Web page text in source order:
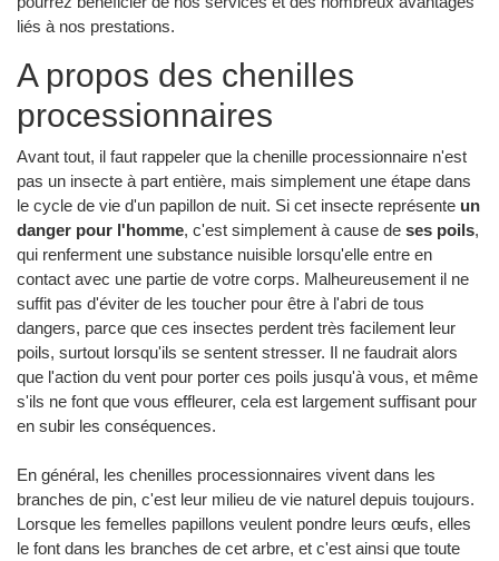
liés à nos prestations.
A propos des chenilles
processionnaires
Avant tout, il faut rappeler que la chenille processionnaire n'est
pas un insecte à part entière, mais simplement une étape dans
le cycle de vie d'un papillon de nuit. Si cet insecte représente un
danger pour l'homme, c'est simplement à cause de ses poils,
qui renferment une substance nuisible lorsqu'elle entre en
contact avec une partie de votre corps. Malheureusement il ne
suffit pas d'éviter de les toucher pour être à l'abri de tous
dangers, parce que ces insectes perdent très facilement leur
poils, surtout lorsqu'ils se sentent stresser. Il ne faudrait alors
que l'action du vent pour porter ces poils jusqu'à vous, et même
s'ils ne font que vous effleurer, cela est largement suffisant pour
en subir les conséquences.
En général, les chenilles processionnaires vivent dans les
branches de pin, c'est leur milieu de vie naturel depuis toujours.
Lorsque les femelles papillons veulent pondre leurs œufs, elles
le font dans les branches de cet arbre, et c'est ainsi que toute